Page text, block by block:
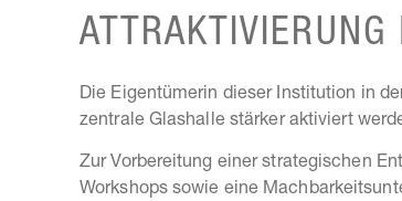
Die Eigentümerin dieser Institution in
zentrale Glashalle stärker aktiviert
Zur Vorbereitung einer strategischen
Workshops sowie eine